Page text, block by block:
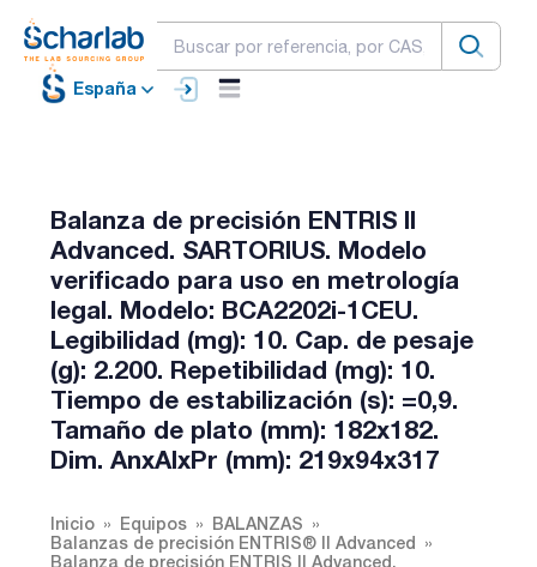
España
Balanza de precisión ENTRIS II
Advanced. SARTORIUS. Modelo
verificado para uso en metrología
legal. Modelo: BCA2202i-1CEU.
Legibilidad (mg): 10. Cap. de pesaje
(g): 2.200. Repetibilidad (mg): 10.
Tiempo de estabilización (s): =0,9.
Tamaño de plato (mm): 182x182.
Dim. AnxAlxPr (mm): 219x94x317
Inicio Equipos
BALANZAS
Balanzas de precisión ENTRIS® II Advanced
Balanza de precisión ENTRIS II Advanced.